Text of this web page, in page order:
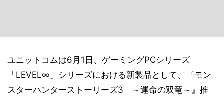
ユニットコムは6月1日、ゲーミングPCシリーズ
「LEVEL∞」シリーズにおける新製品として、『モン
スターハンターストーリーズ3 ～運命の双竜～』推